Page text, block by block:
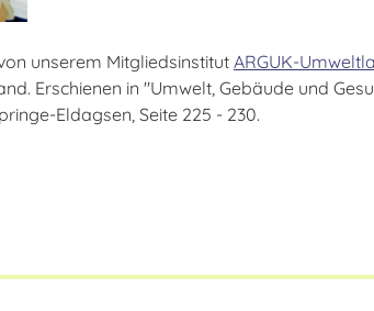
unserem Mitgliedsinstitut ARGUK-
Erschienen in "Umwelt, Gebäude und
Eldagsen, Seite 225 - 230.